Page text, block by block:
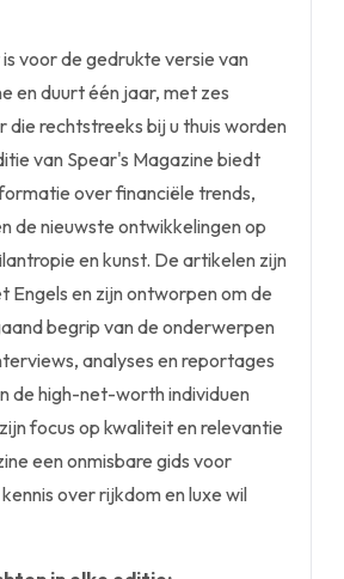
voor de gedrukte versie van
en duurt één jaar, met zes
die rechtstreeks bij u thuis worden
van Spear's Magazine biedt
over financiële trends,
de nieuwste ontwikkelingen op
en kunst. De artikelen zijn
Engels en zijn ontworpen om de
begrip van de onderwerpen
analyses en reportages
de high-net-worth individuen
focus op kwaliteit en relevantie
een onmisbare gids voor
over rijkdom en luxe wil